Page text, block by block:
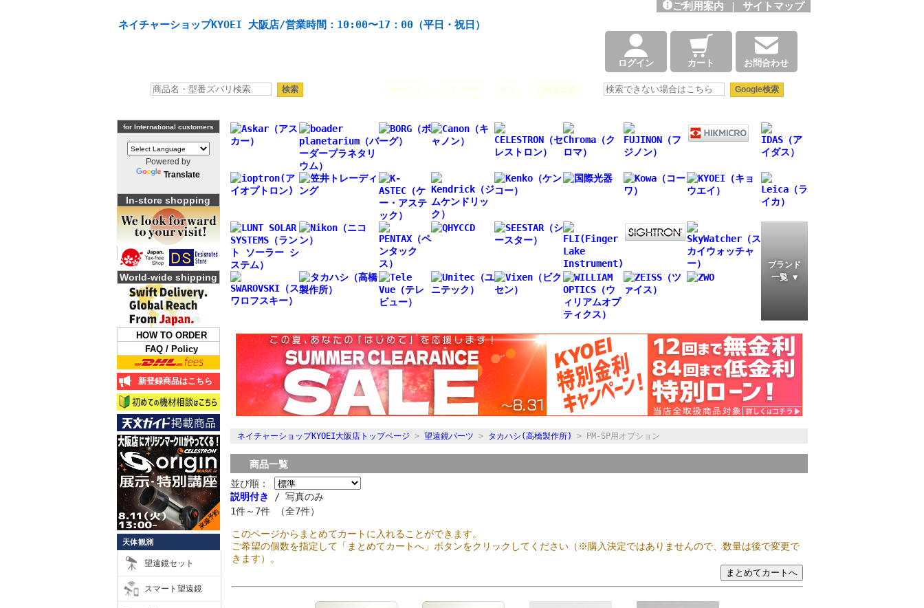
ネイチャーショップKYOEI 大阪店/営業時間：10:00〜17：00（平日・祝日）
ご利用案内 | サイトマップ
ログイン カート お問合わせ
Seestar ASI 2600 HAC 太陽望遠鏡
for International customers
Powered by
Translate
In-store shopping
World-wide shipping
HOW TO ORDER
FAQ / Policy
新登録商品はこちら
天体観測
望遠鏡セット
スマート望遠鏡
ブランド
一覧 ▼
ネイチャーショップKYOEI大阪店トップページ > 望遠鏡パーツ > タカハシ(高橋製作所) > PM-SP用オプション
商品一覧
並び順：
説明付き / 写真のみ
1件～7件 （全7件）
このページからまとめてカートに入れることができます。
ご希望の個数を指定して「まとめてカートへ」ボタンをクリックしてください（※購入決定ではありませんので、数量は後で変更で
きます）。